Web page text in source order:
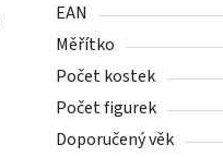
EAN
Měřítko
Počet kostek
Počet figurek
Doporučený věk